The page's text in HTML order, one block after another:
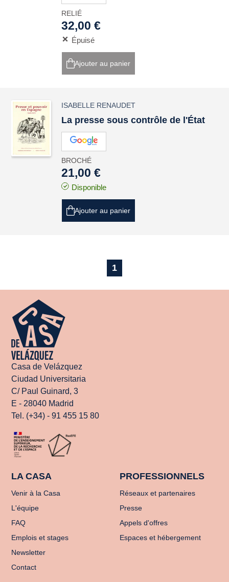
RELIÉ
32,00 €
Épuisé
Ajouter au panier
ISABELLE RENAUDET
La presse sous contrôle de l'État
BROCHÉ
21,00 €
Disponible
Ajouter au panier
1
Casa de Velázquez
Ciudad Universitaria
C/ Paul Guinard, 3
E - 28040 Madrid
Tel. (+34) - 91 455 15 80
LA CASA
Venir à la Casa
L'équipe
FAQ
Emplois et stages
Newsletter
Contact
PROFESSIONNELS
Réseaux et partenaires
Presse
Appels d'offres
Espaces et hébergement